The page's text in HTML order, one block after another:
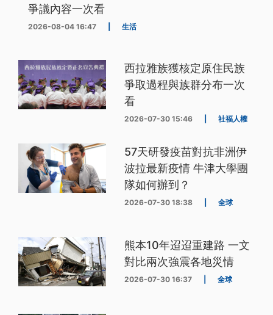
爭議內容一次看
2026-08-04 16:47 生活
西拉雅族獲核定原住民族
爭取過程與族群分布一次
看
2026-07-30 15:46 社福人權
57天研發疫苗對抗非洲伊
波拉最新疫情 牛津大學團
隊如何辦到？
2026-07-30 18:38 全球
熊本10年迢迢重建路 一文
對比兩次強震各地災情
2026-07-30 16:37 全球